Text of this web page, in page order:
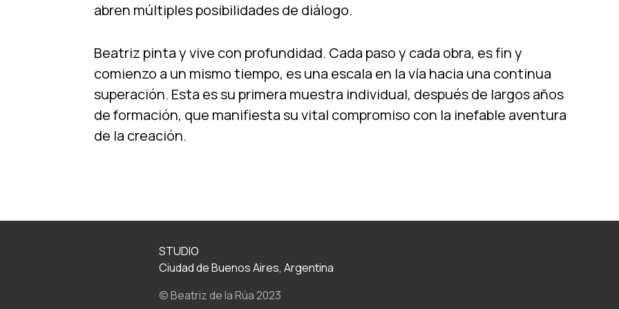
abren múltiples posibilidades de diálogo.
Beatriz pinta y vive con profundidad. Cada paso y cada obra, es fin y
comienzo a un mismo tiempo, es una escala en la vía hacia una continua
superación. Esta es su primera muestra individual, después de largos años
de formación, que manifiesta su vital compromiso con la inefable aventura
de la creación.
STUDIO
Ciudad de Buenos Aires, Argentina
© Beatriz de la Rúa 2023